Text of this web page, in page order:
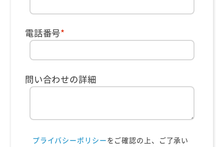
電話番号*
問い合わせの詳細
プライバシーポリシー をご確認の上、ご了承い